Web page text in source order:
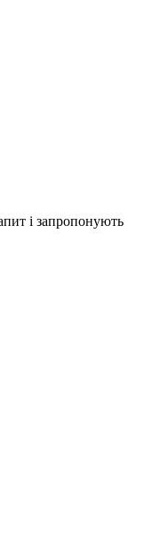
і запропонують